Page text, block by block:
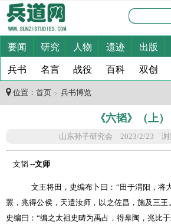
要闻 研究 人物 遗迹 出版
兵书 名言 战役 百科 双创
位置： 首页 ＞ 兵书博览
《六韬》（上）
山东孙子研究会 2023/2/23 浏
文韬 --文师
文王将田，史编布卜曰： “田于渭阳，将
罴，兆得公侯，天遣汝师，以之佐昌，施及三王
史编曰： “编之太祖史畴为禹占，得皋陶，兆比于